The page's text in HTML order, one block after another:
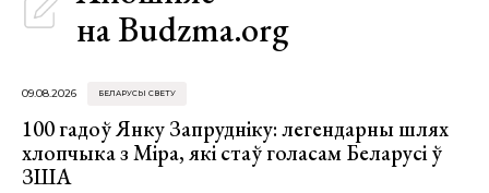
на Budzma.org
09.08.2026 БЕЛАРУСЫ СВЕТУ
100 гадоў Янку Запрудніку: легендарны шлях
хлопчыка з Міра, які стаў голасам Беларусі ў
ЗША